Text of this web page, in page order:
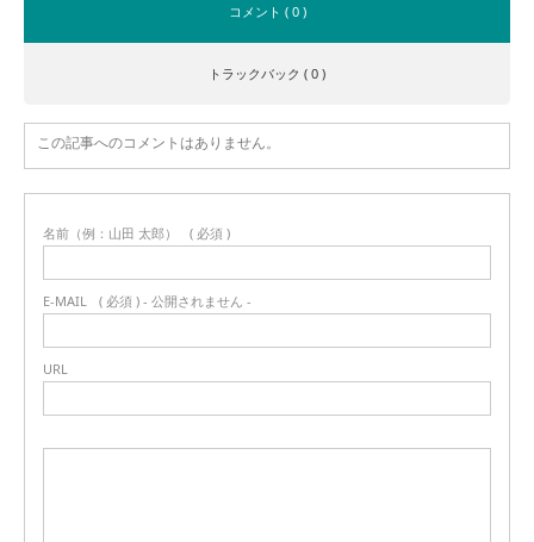
コメント ( 0 )
トラックバック ( 0 )
この記事へのコメントはありません。
名前（例：山田 太郎） ( 必須 )
E-MAIL ( 必須 ) - 公開されません -
URL